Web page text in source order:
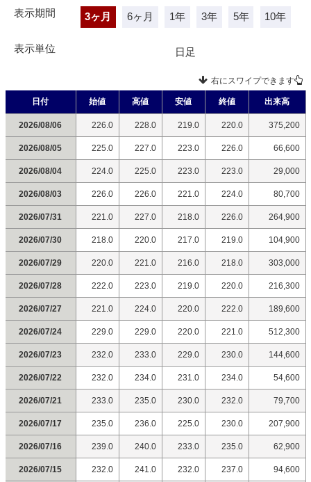
表示期間 3ヶ月 6ヶ月 1年 3年 5年 10年
表示単位 日足
右にスワイプできます
日付 始値 高値 安値 終値 出来高
2026/08/06 226.0 228.0 219.0 220.0 375,200
2026/08/05 225.0 227.0 223.0 226.0 66,600
2026/08/04 224.0 225.0 223.0 223.0 29,000
2026/08/03 226.0 226.0 221.0 224.0 80,700
2026/07/31 221.0 227.0 218.0 226.0 264,900
2026/07/30 218.0 220.0 217.0 219.0 104,900
2026/07/29 220.0 221.0 216.0 218.0 303,000
2026/07/28 222.0 223.0 219.0 220.0 216,300
2026/07/27 221.0 224.0 220.0 222.0 189,600
2026/07/24 229.0 229.0 220.0 221.0 512,300
2026/07/23 232.0 233.0 229.0 230.0 144,600
2026/07/22 232.0 234.0 231.0 234.0 54,600
2026/07/21 233.0 235.0 230.0 232.0 79,700
2026/07/17 235.0 236.0 225.0 230.0 207,900
2026/07/16 239.0 240.0 233.0 235.0 62,900
2026/07/15 232.0 241.0 232.0 237.0 94,600